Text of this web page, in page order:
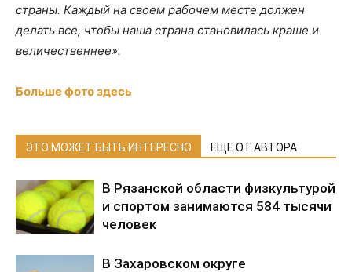
страны. Каждый на своем рабочем месте должен
делать все, чтобы наша страна становилась краше и
величественнее».
Больше фото здесь
ЭТО МОЖЕТ БЫТЬ ИНТЕРЕСНО ЕЩЕ ОТ АВТОРА
В Рязанской области физкультурой
и спортом занимаются 584 тысячи
человек
В Захаровском округе